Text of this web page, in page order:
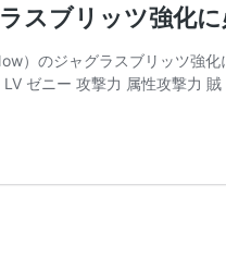
スブリッツ強化
）のジャグラスブリッツ強
LV ゼニー 攻撃力 属性攻撃力